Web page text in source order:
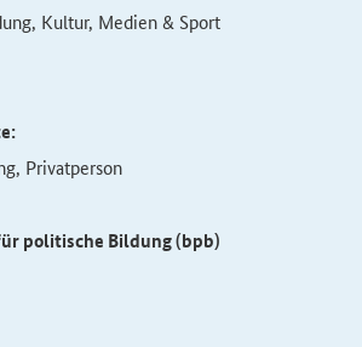
Kultur, Medien & Sport
Privatperson
politische Bildung (bpb)